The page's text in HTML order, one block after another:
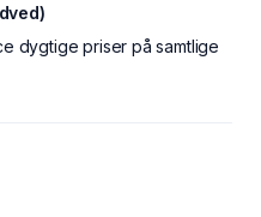
dygtige priser på samtlige